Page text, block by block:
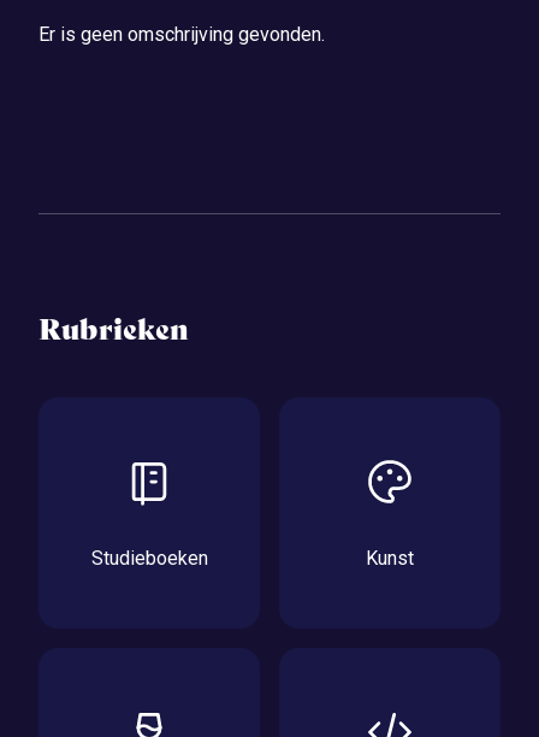
Er is geen omschrijving gevonden.
Rubrieken
Studieboeken Kunst